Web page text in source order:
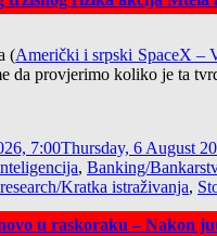
(Američki i srpski SpaceX –
da provjerimo koliko je ta
7:00Thursday, 6 August
, Banking/
Kratka istraživanja,
u raskoraku – Nakon